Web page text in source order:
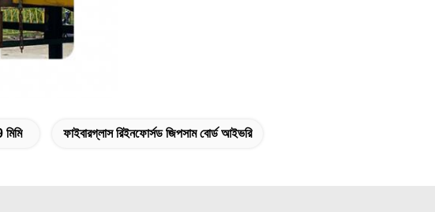
ফাইবারগ্লাস রিইনফোর্সড জিপসাম বোর্ড আইভরি